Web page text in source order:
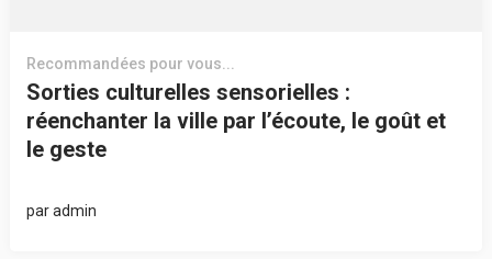
Recommandées pour vous...
Sorties culturelles sensorielles :
réenchanter la ville par l’écoute, le goût et
le geste
paradmin